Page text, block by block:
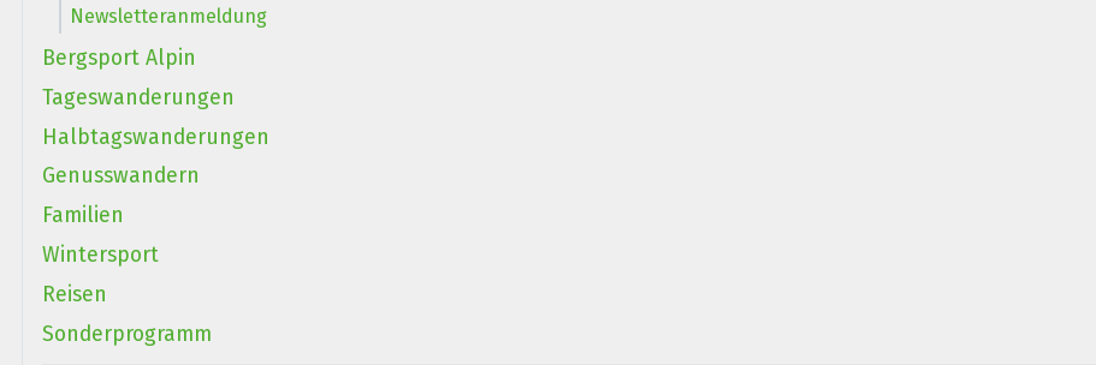
Newsletteranmeldung
Bergsport Alpin
Tageswanderungen
Halbtagswanderungen
Genusswandern
Familien
Wintersport
Reisen
Sonderprogramm